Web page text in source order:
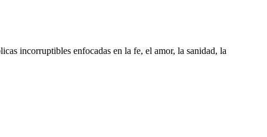
incorruptibles enfocadas en la fe, el amor, la sanidad, la